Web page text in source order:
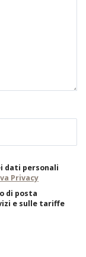
dati personali
Privacy
di posta
e sulle tariffe